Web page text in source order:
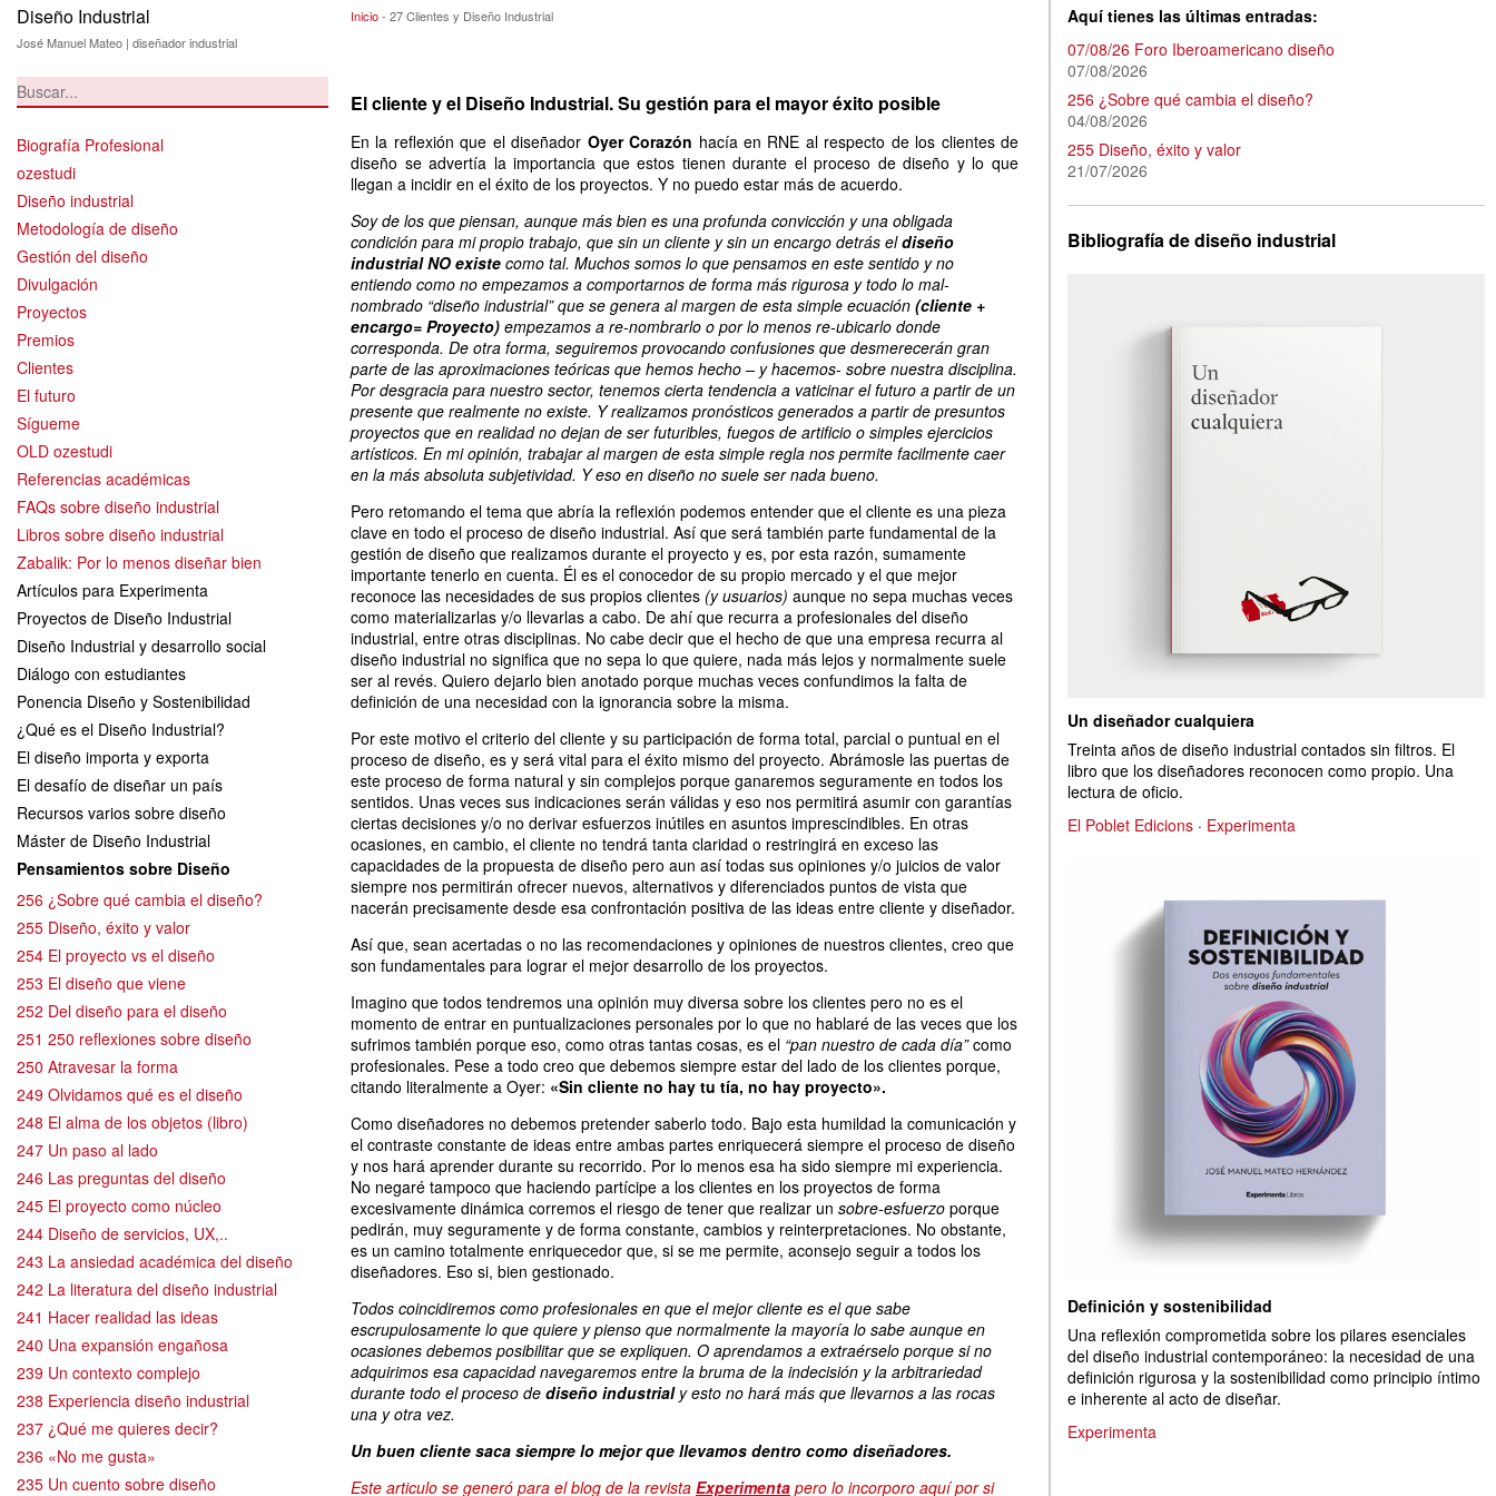
Diseño Industrial
José Manuel Mateo | diseñador industrial
Biografía Profesional
ozestudi
Diseño industrial
Metodología de diseño
Gestión del diseño
Divulgación
Proyectos
Premios
Clientes
El futuro
Sígueme
OLD ozestudi
Referencias académicas
FAQs sobre diseño industrial
Libros sobre diseño industrial
Zabalik: Por lo menos diseñar bien
Artículos para Experimenta
Proyectos de Diseño Industrial
Diseño Industrial y desarrollo social
Diálogo con estudiantes
Ponencia Diseño y Sostenibilidad
¿Qué es el Diseño Industrial?
El diseño importa y exporta
El desafío de diseñar un país
Recursos varios sobre diseño
Máster de Diseño Industrial
Pensamientos sobre Diseño
256 ¿Sobre qué cambia el diseño?
255 Diseño, éxito y valor
254 El proyecto vs el diseño
253 El diseño que viene
252 Del diseño para el diseño
251 250 reflexiones sobre diseño
250 Atravesar la forma
249 Olvidamos qué es el diseño
248 El alma de los objetos (libro)
247 Un paso al lado
246 Las preguntas del diseño
245 El proyecto como núcleo
244 Diseño de servicios, UX,..
243 La ansiedad académica del diseño
242 La literatura del diseño industrial
241 Hacer realidad las ideas
240 Una expansión engañosa
239 Un contexto complejo
238 Experiencia diseño industrial
237 ¿Qué me quieres decir?
236 «No me gusta»
235 Un cuento sobre diseño
27 Clientes y Diseño Industrial
Inicio- 27 Clientes y Diseño Industrial
El cliente y el Diseño Industrial. Su gestión para el mayor éxito posible
En la reflexión que el diseñador Oyer Corazón hacía en RNE al respecto de los clientes de
diseño se advertía la importancia que estos tienen durante el proceso de diseño y lo que
llegan a incidir en el éxito de los proyectos. Y no puedo estar más de acuerdo.
Soy de los que piensan, aunque más bien es una profunda convicción y una obligada
condición para mi propio trabajo, que sin un cliente y sin un encargo detrás eldiseño
industrial NO existe como tal. Muchos somos lo que pensamos en este sentido y no
entiendo como no empezamos a comportarnos de forma más rigurosa y todo lo mal-
nombrado “diseño industrial”que se genera al margen de esta simple ecuación (cliente +
encargo= Proyecto) empezamos a re-nombrarlo o por lo menos re-ubicarlo donde
corresponda. De otra forma, seguiremos provocando confusiones que desmerecerán gran
parte de las aproximaciones teóricas que hemos hecho – y hacemos- sobre nuestra disciplina.
Por desgracia para nuestro sector, tenemos cierta tendencia a vaticinar el futuro a partir de un
presente que realmente no existe. Y realizamos pronósticos generados a partir de presuntos
proyectos que en realidad no dejan de ser futuribles, fuegos de artificio o simples ejercicios
artísticos. En mi opinión, trabajar al margen de esta simple regla nos permite facilmente caer
en la más absoluta subjetividad. Y eso en diseño no suele ser nada bueno.
Pero retomando el tema que abría la reflexión podemos entender que el cliente es una pieza
clave en todo el proceso de diseño industrial. Así que será también parte fundamental de la
gestión de diseño que realizamos durante el proyecto y es, por esta razón, sumamente
importante tenerlo en cuenta. Él es el conocedor de su propio mercado y el que mejor
reconoce las necesidades de sus propios clientes (y usuarios) aunque no sepa muchas veces
como materializarlas y/o llevarlas a cabo. De ahí que recurra a profesionales del diseño
industrial, entre otras disciplinas. No cabe decir que el hecho de que una empresa recurra al
diseño industrial no significa que no sepa lo que quiere, nada más lejos y normalmente suele
ser al revés. Quiero dejarlo bien anotado porque muchas veces confundimos la falta de
definición de una necesidad con la ignorancia sobre la misma.
Por este motivo el criterio del cliente y su participación de forma total, parcial o puntual en el
proceso de diseño, es y será vital para el éxito mismo del proyecto. Abrámosle las puertas de
este proceso de forma natural y sin complejos porque ganaremos seguramente en todos los
sentidos. Unas veces sus indicaciones serán válidas y eso nos permitirá asumir con garantías
ciertas decisiones y/o no derivar esfuerzos inútiles en asuntos imprescindibles. En otras
ocasiones, en cambio, el cliente no tendrá tanta claridad o restringirá en exceso las
capacidades de la propuesta de diseño pero aun así todas sus opiniones y/o juicios de valor
siempre nos permitirán ofrecer nuevos, alternativos y diferenciados puntos de vista que
nacerán precisamente desde esa confrontación positiva de las ideas entre cliente y diseñador.
Así que, sean acertadas o no las recomendaciones y opiniones de nuestros clientes, creo que
son fundamentales para lograr el mejor desarrollo de los proyectos.
Imagino que todos tendremos una opinión muy diversa sobre los clientes pero no es el
momento de entrar en puntualizaciones personales por lo que no hablaré de las veces que los
sufrimos también porque eso, como otras tantas cosas, es el “pan nuestro de cada día”como
profesionales. Pese a todo creo que debemos siempre estar del lado de los clientes porque,
citando literalmente a Oyer: «Sin cliente no hay tu tía, no hay proyecto».
Como diseñadores no debemos pretender saberlo todo. Bajo esta humildad la comunicación y
el contraste constante de ideas entre ambas partes enriquecerá siempre el proceso de diseño
y nos hará aprender durante su recorrido. Por lo menos esa ha sido siempre mi experiencia.
No negaré tampoco que haciendo partícipe a los clientes en los proyectos de forma
excesivamente dinámica corremos el riesgo de tener que realizar un sobre-esfuerzo porque
pedirán, muy seguramente y de forma constante, cambios y reinterpretaciones. No obstante,
es un camino totalmente enriquecedor que, si se me permite, aconsejo seguir a todos los
diseñadores. Eso si, bien gestionado.
Todos coincidiremos como profesionales en que el mejor cliente es el que sabe
escrupulosamente lo que quiere y pienso que normalmente la mayoría lo sabe aunque en
ocasiones debemos posibilitar que se expliquen. O aprendamos a extraérselo porque si no
adquirimos esa capacidad navegaremos entre la bruma de la indecisión y la arbitrariedad
durante todo el proceso de diseño industrialy esto no hará más que llevarnos a las rocas
una y otra vez.
Un buen cliente saca siempre lo mejor que llevamos dentro como diseñadores.
Este articulo se generó para el blog de la revista Experimenta pero lo incorporo aquí por si
Aquí tienes las últimas entradas:
07/08/26 Foro Iberoamericano diseño
07/08/2026
256 ¿Sobre qué cambia el diseño?
04/08/2026
255 Diseño, éxito y valor
21/07/2026
Bibliografía de diseño industrial
Un diseñador cualquiera
Treinta años de diseño industrial contados sin filtros. El
libro que los diseñadores reconocen como propio. Una
lectura de oficio.
El Poblet Edicions · Experimenta
Definición y sostenibilidad
Una reflexión comprometida sobre los pilares esenciales
del diseño industrial contemporáneo: la necesidad de una
definición rigurosa y la sostenibilidad como principio íntimo
e inherente al acto de diseñar.
Experimenta